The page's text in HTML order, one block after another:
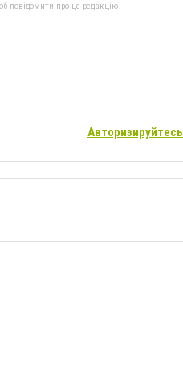
повідомити про це редакцію
Авторизируйтесь